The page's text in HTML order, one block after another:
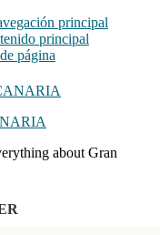
principal
principal
página
about Gran